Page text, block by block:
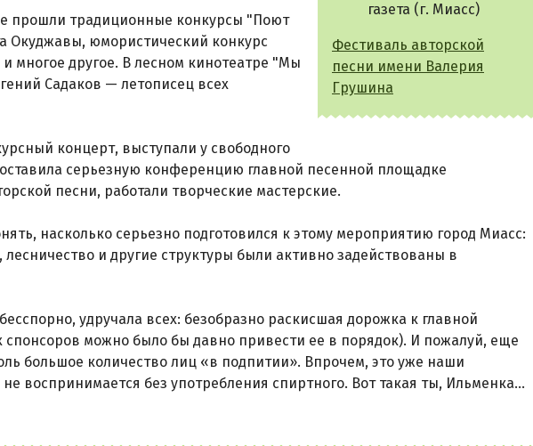
газета (г. Миасс)
Фестиваль авторской
песни имени Валерия
Грушина
прошли традиционные конкурсы "Поют
Окуджавы, юмористический конкурс
многое другое. В лесном кинотеатре "Мы
Садаков — летописец всех
концерт, выступали у свободного
серьезную конференцию главной песенной площадке
песни, работали творческие мастерские.
насколько серьезно подготовился к этому мероприятию город Миасс:
и другие структуры были активно задействованы в
удручала всех: безобразно раскисшая дорожка к главной
можно было бы давно привести ее в порядок). И пожалуй, еще
большое количество лиц «в подпитии». Впрочем, это уже наши
воспринимается без употребления спиртного. Вот такая ты, Ильменка...